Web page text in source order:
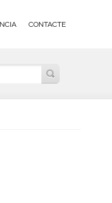
CONTACTE